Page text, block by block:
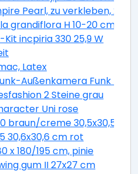
Pearl, zu verkleben,
grandiflora H 10-20 cm Co
Kit incpiria 330 25,9 W
Latex
Außenkamera Funk
2 Steine grau
Uni rose
braun/creme 30,5x30,5 cm
30,6x30,6 cm rot
x 180/195 cm, pinie
gum II 27x27 cm